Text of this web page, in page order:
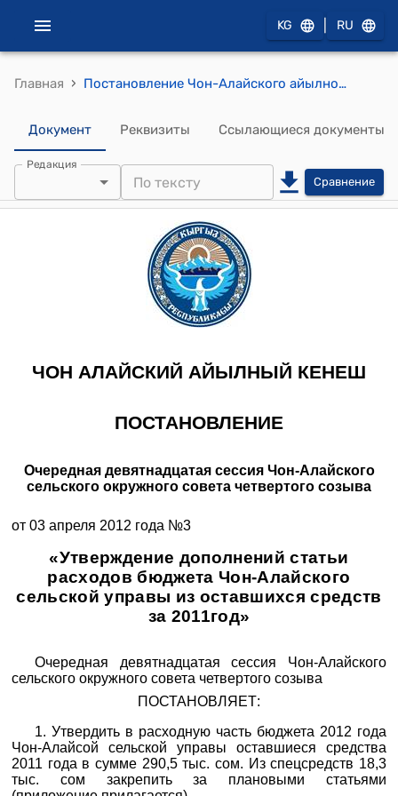
KG RU
Главная › Постановление Чон-Алайского айылного кенеша от 03 апреля 2012 года №3 «Утверждение дополнений статьи расходов бюджета Чон-Алайского сельской управы из оставшихся средств за 2011год»
Документ Реквизиты Ссылающиеся документы
Редакция
Сравнение